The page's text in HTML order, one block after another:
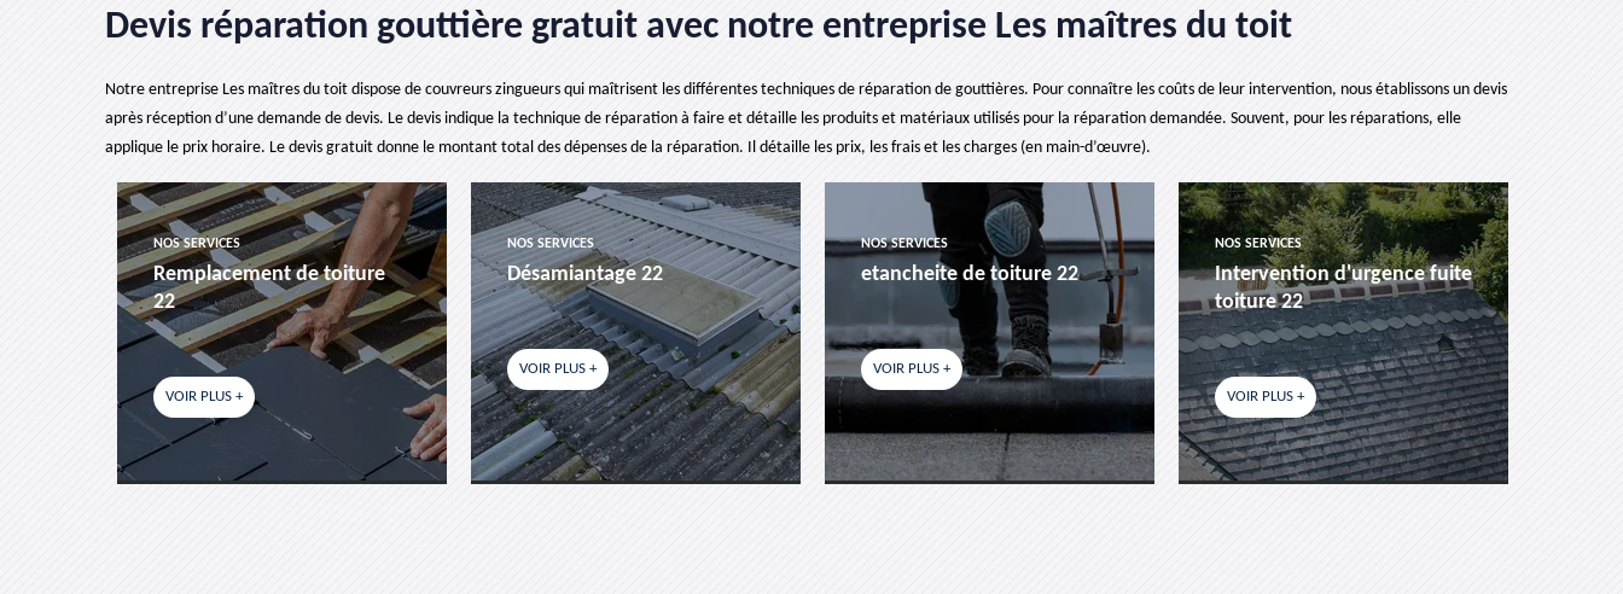
Devis réparation gouttière gratuit avec notre entreprise Les maîtres du toit
Notre entreprise Les maîtres du toit dispose de couvreurs zingueurs qui maîtrisent les différentes techniques de réparation de gouttières. Pour connaître les coûts de leur intervention, nous établissons un devis
après réception d’une demande de devis. Le devis indique la technique de réparation à faire et détaille les produits et matériaux utilisés pour la réparation demandée. Souvent, pour les réparations, elle
applique le prix horaire. Le devis gratuit donne le montant total des dépenses de la réparation. Il détaille les prix, les frais et les charges (en main-d’œuvre).
NOS SERVICES
Remplacement de toiture
22
VOIR PLUS +
NOS SERVICES
Désamiantage 22
VOIR PLUS +
NOS SERVICES
etancheite de toiture 22
VOIR PLUS +
NOS SERVICES
Intervention d'urgence fuite
toiture 22
VOIR PLUS +